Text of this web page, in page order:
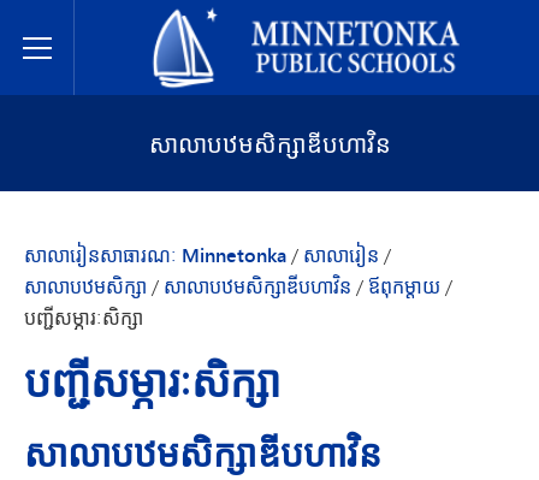
Toggle Menu
សាលារៀនសាធារណៈ Minnetonka
សាលាបឋមសិក្សាឌីបហាវិន
សាលារៀនសាធារណៈ Minnetonka/ សាលារៀន /
សាលាបឋមសិក្សា / សាលាបឋមសិក្សាឌីបហាវិន /ឪពុកម្តាយ /
បញ្ជីសម្ភារៈសិក្សា
បញ្ជីសម្ភារៈសិក្សា
សាលាបឋមសិក្សាឌីបហាវិន